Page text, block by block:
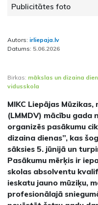
Publicitātes foto
Autors: irliepaja.lv
Datums: 5.06.2026
Birkas: mākslas un dizaina
vidusskola
MIKC Liepājas
(LMMDV) mācību
organizēs pasākumu
dizaina dienas”, kas
sāksies 5. jūnijā un
Pasākumu mērķis ir
skolas absolventu
ieskatu jauno mūziķu,
profesionālajā